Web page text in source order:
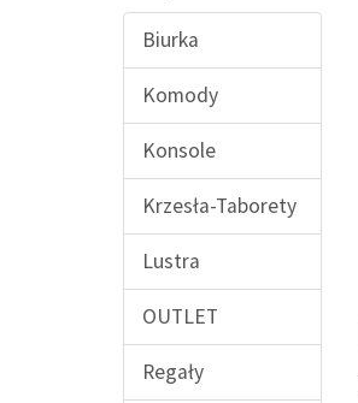
Biurka
Komody
Konsole
Krzesła-Taborety
Lustra
OUTLET
Regały
Łóżko 160